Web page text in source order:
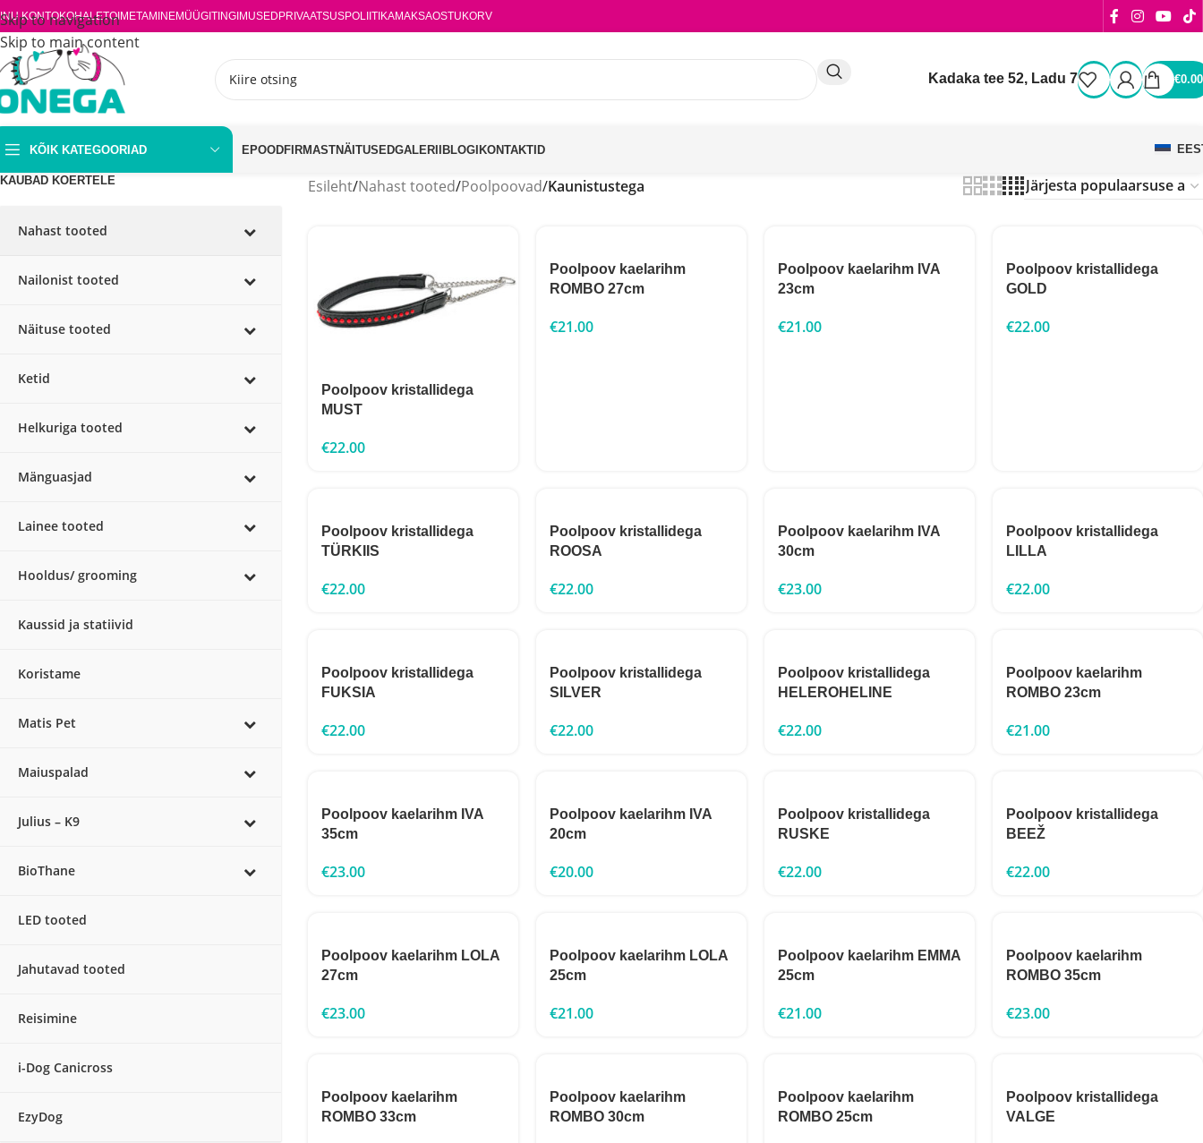
Skip to navigation
Skip to main content
KONTOKOHALETOIMETAMINEMÜÜGITINGIMUSED PRIVAATSUSPOLIITIKAMAKSAOSTUKORV
Kadaka tee 52, Ladu 7 €0.00
KÕIK KATEGOORIAD EPOODFIRMASTNÄITUSEDGALERIIBLOGIKONTAKTID
KAUBAD KOERTELE
Nahast tooted
Nailonist tooted
Näituse tooted
Ketid
Helkuriga tooted
Mänguasjad
Lainee tooted
Hooldus/ grooming
Kaussid ja statiivid
Koristame
Matis Pet
Maiuspalad
Julius – K9
BioThane
LED tooted
Jahutavad tooted
Reisimine
i-Dog Canicross
EzyDog
Esileht/Nahast tooted/Poolpoovad/Kaunistustega
Poolpoov kristallidega
MUST
€22.00
Poolpoov kaelarihm
ROMBO 27cm
€21.00
Poolpoov kaelarihm IVA
23cm
€21.00
Poolpoov kristallidega
GOLD
€22.00
Poolpoov kristallidega
TÜRKIIS
€22.00
Poolpoov kristallidega
ROOSA
€22.00
Poolpoov kaelarihm IVA
30cm
€23.00
Poolpoov kristallidega
LILLA
€22.00
Poolpoov kristallidega
FUKSIA
€22.00
Poolpoov kristallidega
SILVER
€22.00
Poolpoov kristallidega
HELEROHELINE
€22.00
Poolpoov kaelarihm
ROMBO 23cm
€21.00
Poolpoov kaelarihm IVA
35cm
€23.00
Poolpoov kaelarihm IVA
20cm
€20.00
Poolpoov kristallidega
RUSKE
€22.00
Poolpoov kristallidega
BEEŽ
€22.00
Poolpoov kaelarihm LOLA
27cm
€23.00
Poolpoov kaelarihm LOLA
25cm
€21.00
Poolpoov kaelarihm EMMA
25cm
€21.00
Poolpoov kaelarihm
ROMBO 35cm
€23.00
Poolpoov kaelarihm
ROMBO 33cm
Poolpoov kaelarihm
ROMBO 30cm
Poolpoov kaelarihm
ROMBO 25cm
Poolpoov kristallidega
VALGE